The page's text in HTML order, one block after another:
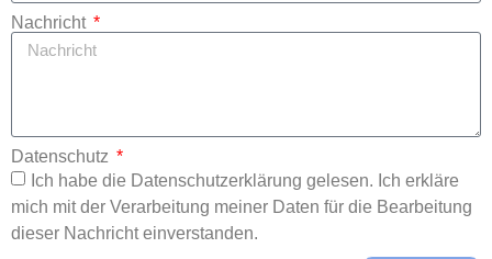
Nachricht
Datenschutz
Ich habe die Datenschutzerklärung gelesen. Ich erkläre
mich mit der Verarbeitung meiner Daten für die Bearbeitung
dieser Nachricht einverstanden.